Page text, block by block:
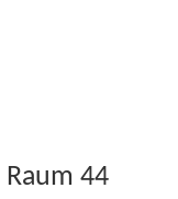
44